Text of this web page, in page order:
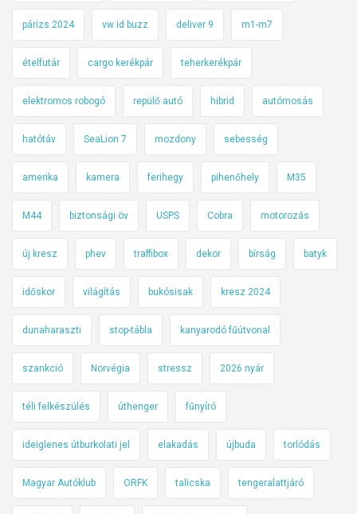
párizs 2024 vw id buzz deliver 9 m1-m7
ételfutár cargo kerékpár teherkerékpár
elektromos robogó repülő autó hibrid autómosás
hatótáv SeaLion 7 mozdony sebesség
amerika kamera ferihegy pihenőhely M35
M44 biztonsági öv USPS Cobra motorozás
új kresz phev traffibox dekor bírság batyk
időskor világítás bukósisak kresz 2024
dunaharaszti stop-tábla kanyarodó fűútvonal
szankció Norvégia stressz 2026 nyár
téli felkészülés úthenger fűnyíró
ideiglenes útburkolati jel elakadás újbuda torlódás
Magyar Autóklub ORFK talicska tengeralattjáró